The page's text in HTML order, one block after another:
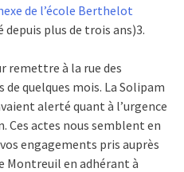
de l’école Berthelot
plus de trois ans)3.
remettre à la rue des
quelques mois. La Solipam
alerté quant à l’urgence
Ces actes nous semblent en
engagements pris auprès
Montreuil en adhérant à